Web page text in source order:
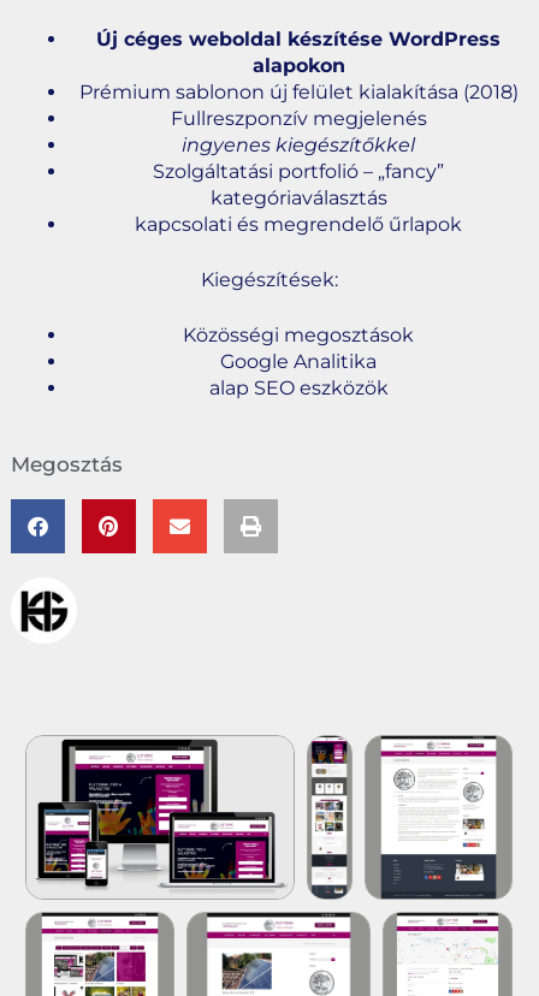
Új céges weboldal készítése WordPress
alapokon
Prémium sablonon új felület kialakítása (2018)
Fullreszponzív megjelenés
ingyenes kiegészítőkkel
Szolgáltatási portfolió – „fancy”
kategóriaválasztás
kapcsolati és megrendelő űrlapok
Kiegészítések:
Közösségi megosztások
Google Analitika
alap SEO eszközök
Megosztás